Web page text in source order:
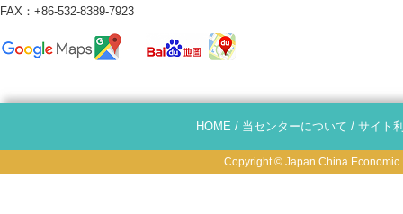
FAX：+86-532-8389-7923
HOME / 当センターについて / サイト
Copyright © Japan China